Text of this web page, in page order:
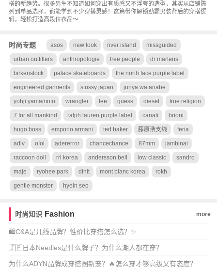
搭的新趋势。很多男生不知道如何穿出有质感又不浮夸的造型，其实从店铺陈
列到单品选择，都能学到不少穿搭灵感！这篇带你解锁劲霸男装背后的穿搭逻
辑，轻松打造高段位衣品～
时尚专题 asos new look river island missguided
urban outfitters anthropologie free people dr martens
birkenstock palace skateboards the north face purple label
engineered garments stussy japan junya watanabe
yohji yamamoto wrangler lee guess diesel true religion
7 for all mankind ralph lauren purple label canali brioni
hugo boss emporio armani ted baker 藤原浩支线 feria
adlv o!oi adererror chancechance 87mm jambinai
raccoon doll rrl korea andersson bell low classic sandro
maje ryohee park dinit mont blanc korea rokh
gentle monster hyein seo
时尚知识 Fashion more
🛍️C&A是几线品牌？性价比穿搭怎么选？✨
🇯🇵日本Needles是什么牌子？为什么潮人都在穿？
为什么ADYN品牌成穿搭圈新宠？🔥怎么穿才够高级又有态度？